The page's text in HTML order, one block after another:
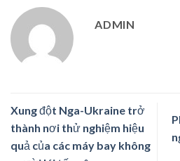
ADMIN
Xung đột Nga-Ukraine trở
thành nơi thử nghiệm hiệu
quả của các máy bay không